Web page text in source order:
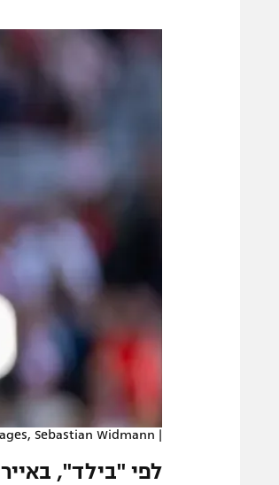
תקנון משתתפים וזוכים בפרסים
תקנון עבור פעילות ספורט 1 – "מרלן"
מדיניות פרטיות
רשיון להקרנה פומבית לבית
הצטרפות לחבילת הערוצים
|
Sebastian Widmann
לפי "בילד",